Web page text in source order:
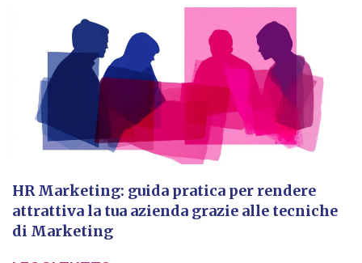
HR Marketing: guida pratica per rendere
attrattiva la tua azienda grazie alle tecniche
di Marketing